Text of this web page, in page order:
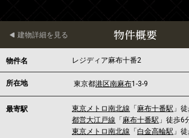
物件概要
建物詳細を見る
物件名 レジディア麻布十番2
所在地 東京都港区南麻布1-3-9
最寄駅 東京メトロ南北線 「 麻布十番駅 」
都営大江戸線 「 麻布十番駅 」徒歩6
東京メトロ南北線 「 白金高輪駅 」